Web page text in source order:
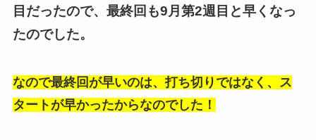
目だったので、最終回も9月第2週目と早くなっ
たのでした。
なので最終回が早いのは、打ち切りではなく、ス
タートが早かったからなのでした！